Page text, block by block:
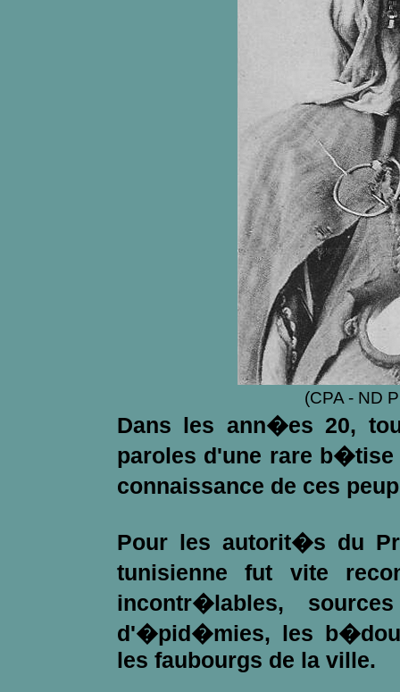
(CPA - ND
Dans les ann�es 20,
paroles d'une rare
connaissance de ces
Pour les autorit�s du
tunisienne fut vite
incontr�lables,
d'�pid�mies, les
les faubourgs de la ville.